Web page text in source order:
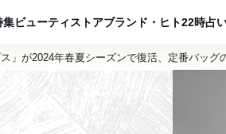
集ビューティ ストアブランド・ヒト22時占
」が2024年春夏シーズンで復活、定番バッグ